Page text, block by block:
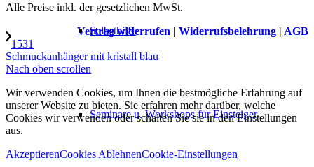
Selbsthilfe
Seminare u. Workshops für Einsteiger
Alle Preise inkl. der gesetzlichen MwSt.
Vertrag widerrufen | Widerrufsbelehrung | AGB
1531
Schmuckanhänger mit kristall blau
Nach oben scrollen
Wir verwenden Cookies, um Ihnen die bestmögliche Erfahrung auf
unserer Website zu bieten. Sie erfahren mehr darüber, welche
Cookies wir verwenden oder schalten Sie sie in den Einstellungen
aus.
AkzeptierenCookies AblehnenCookie-Einstellungen